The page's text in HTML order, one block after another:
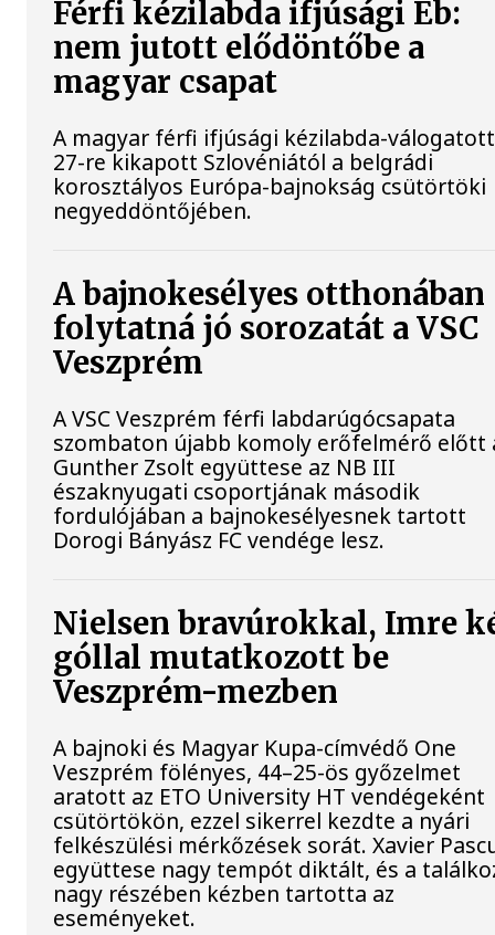
Férfi kézilabda ifjúsági Eb:
nem jutott elődöntőbe a
magyar csapat
A magyar férfi ifjúsági kézilabda-
27-re kikapott Szlovéniától a belgrádi
korosztályos Európa-bajnokság csütörtöki
negyeddöntőjében.
A bajnokesélyes otthonában
folytatná jó sorozatát a VSC
Veszprém
A VSC Veszprém férfi labdarúgócsapata
szombaton újabb komoly erőfelmérő előtt
Gunther Zsolt együttese az NB III
északnyugati csoportjának második
fordulójában a bajnokesélyesnek tartott
Dorogi Bányász FC vendége lesz.
Nielsen bravúrokkal, Imre
góllal mutatkozott be
Veszprém-mezben
A bajnoki és Magyar Kupa-címvédő One
Veszprém fölényes, 44–25-ös győzelmet
aratott az ETO University HT vendégeként
csütörtökön, ezzel sikerrel kezdte a nyári
felkészülési mérkőzések sorát. Xavier
együttese nagy tempót diktált, és a
nagy részében kézben tartotta az
eseményeket.